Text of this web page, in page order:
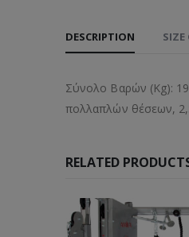
DESCRIPTION SIZE
Σύνολο Βαρών (Kg):
πολλαπλών θέσεων,
RELATED